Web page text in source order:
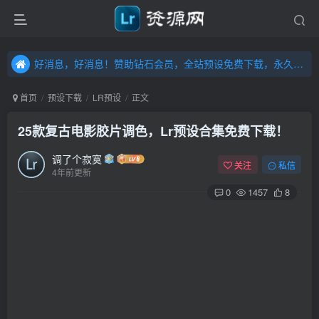
好消息，好消息！赞助钻石会员，全站预设免费下载，永久钻石会员，”送“万元超值资源，内容丰富，容量高达20T，不断更新！点击进入……
好消息，好消息！赞助钻石会员，全站预设免费下载，永久钻石会员，”送“万元超值资源，内容丰富，容量高达20T，不断更新！点击进入……
首页 预设下载 LR预设 正文
25款复古电影胶片调色，Lr预设合集免费下载！
调了个寂寞
4年前更新
关注 私信
0 1457 8